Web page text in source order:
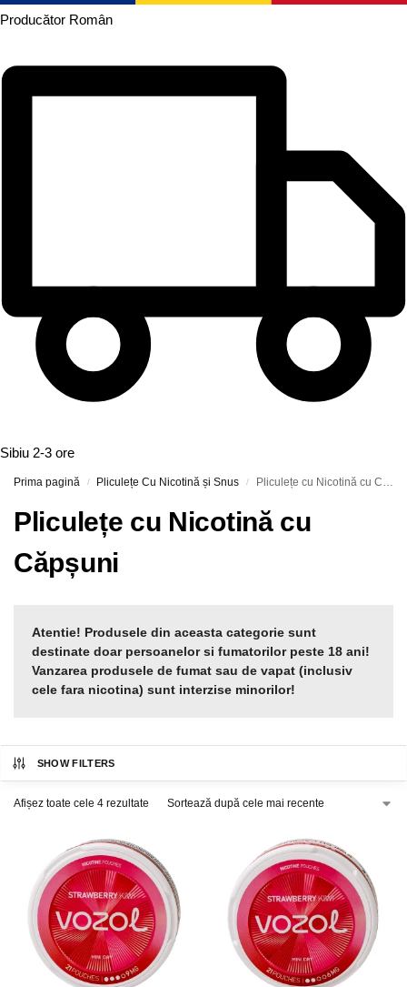
Producător Român
Sibiu 2-3 ore
Prima pagină / Pliculețe Cu Nicotină și Snus / Pliculețe cu Nicotină cu Căpșuni
Pliculețe cu Nicotină cu
Căpșuni
Atentie! Produsele din aceasta categorie sunt
destinate doar persoanelor si fumatorilor peste 18 ani!
Vanzarea produsele de fumat sau de vapat (inclusiv
cele fara nicotina) sunt interzise minorilor!
SHOW FILTERS
Afișez toate cele 4 rezultate